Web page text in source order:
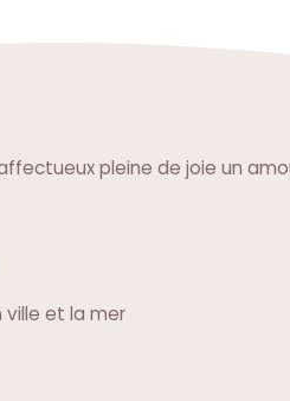
pleine de joie un
ville et la mer